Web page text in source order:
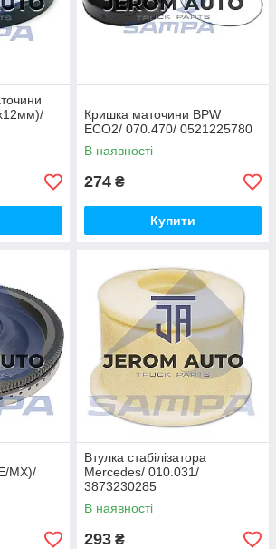
Кришка маточини BPW
ECO2/ 070.470/ 0521225780
В наявності
274 ₴
Купити
MX)/
Втулка стабілізатора
Mercedes/ 010.031/
3873230285
В наявності
293 ₴